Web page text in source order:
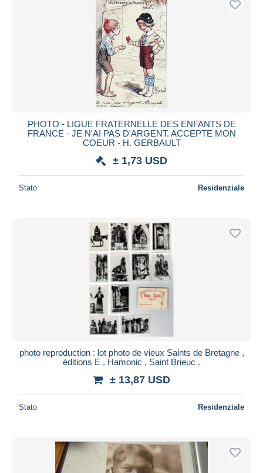
PHOTO - LIGUE FRATERNELLE DES ENFANTS DE
FRANCE - JE N'AI PAS D'ARGENT. ACCEPTE MON
COEUR - H. GERBAULT
± 1,73 USD
Stato Residenziale
photo reproduction : lot photo de vieux Saints de Bretagne ,
éditions E . Hamonic , Saint Brieuc .
± 13,87 USD
Stato Residenziale